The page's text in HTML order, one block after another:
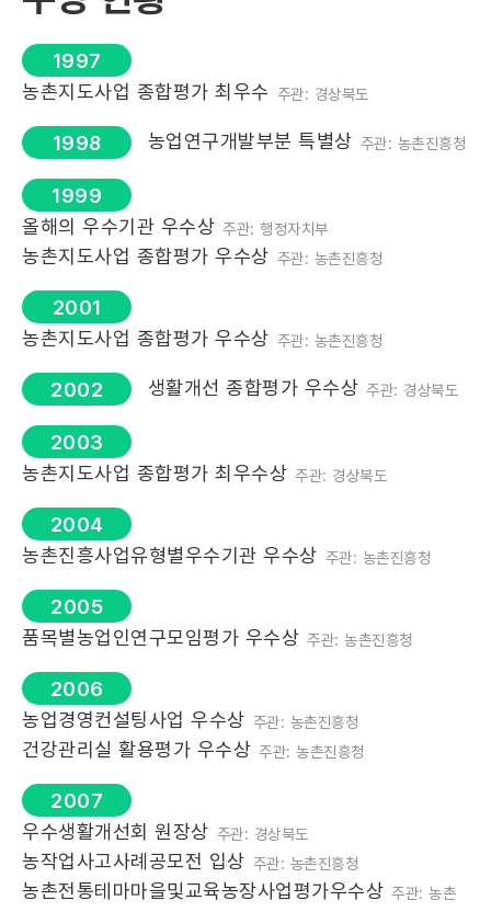
1997
농촌지도사업 종합평가 최우수 주관: 경상북도
1998 농업연구개발부분 특별상 주관: 농촌진흥청
1999
올해의 우수기관 우수상 주관: 행정자치부
농촌지도사업 종합평가 우수상 주관: 농촌진흥청
2001
농촌지도사업 종합평가 우수상 주관: 농촌진흥청
2002 생활개선 종합평가 우수상 주관: 경상북도
2003
농촌지도사업 종합평가 최우수상 주관: 경상북도
2004
농촌진흥사업유형별우수기관 우수상 주관: 농촌진흥청
2005
품목별농업인연구모임평가 우수상 주관: 농촌진흥청
2006
농업경영컨설팅사업 우수상 주관: 농촌진흥청
건강관리실 활용평가 우수상 주관: 농촌진흥청
2007
우수생활개선회 원장상 주관: 경상북도
농작업사고사례공모전 입상 주관: 농촌진흥청
농촌전통테마마을및교육농장사업평가우수상 주관: 농촌